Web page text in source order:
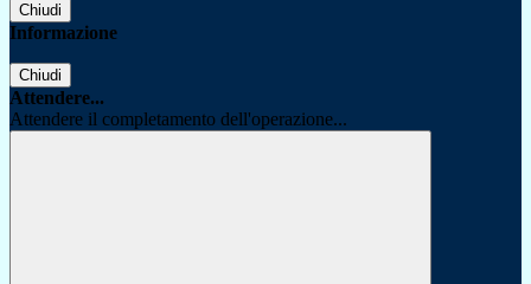
Chiudi
Informazione
Chiudi
Attendere...
Attendere il completamento dell'operazione...